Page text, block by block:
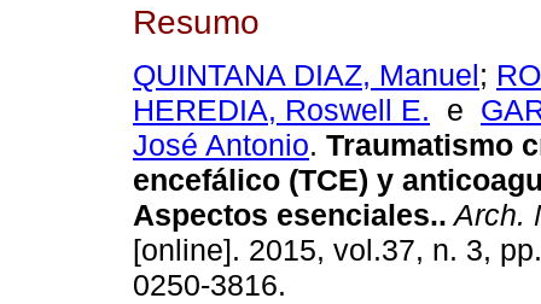
Resumo
QUINTANA DIAZ, Manuel;
HEREDIA, Roswell E. e
José Antonio. Traumatismo
encefálico (TCE) y
Aspectos esenciales.. Arch.
[online]. 2015, vol.37, n. 3,
0250-3816.